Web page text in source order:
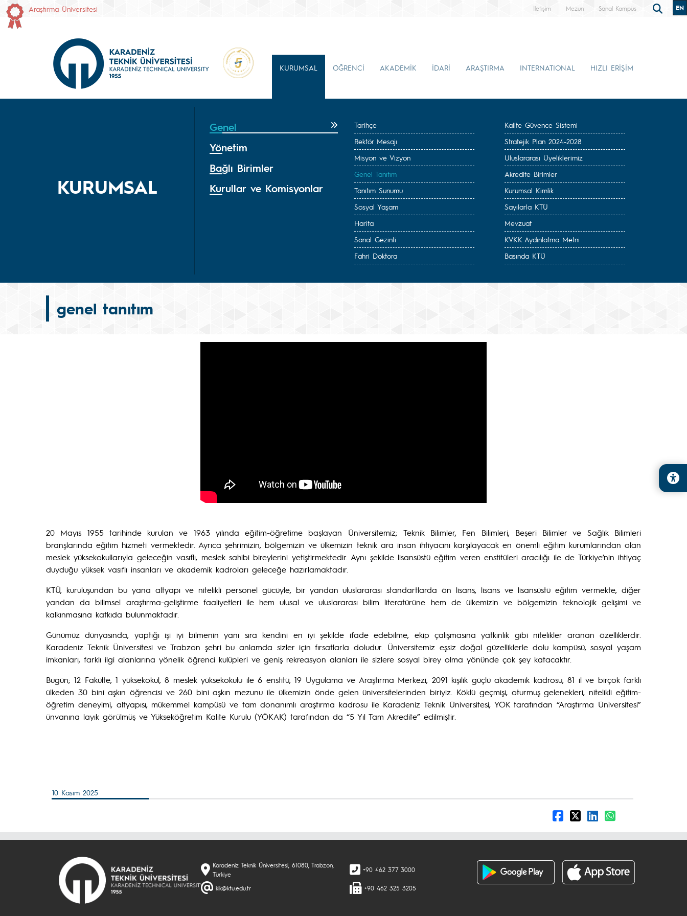
Araştırma Üniversitesi İletişim Mezun Sanal Kampüs EN
KURUMSAL ÖĞRENCİ AKADEMİK İDARİ ARAŞTIRMA INTERNATIONAL HIZLI ERİŞİM
KURUMSAL
Genel
Yönetim
Bağlı Birimler
Kurullar ve Komisyonlar
Tarihçe
Rektör Mesajı
Misyon ve Vizyon
Genel Tanıtım
Tanıtım Sunumu
Sosyal Yaşam
Harita
Sanal Gezinti
Fahri Doktora
Kalite Güvence Sistemi
Stratejik Plan 2024-2028
Uluslararası Üyeliklerimiz
Akredite Birimler
Kurumsal Kimlik
Sayılarla KTÜ
Mevzuat
KVKK Aydınlatma Metni
Basında KTÜ
genel tanıtım
20 Mayıs 1955 tarihinde kurulan ve 1963 yılında eğitim-öğretime başlayan Üniversitemiz; Teknik Bilimler, Fen Bilimleri, Beşeri Bilimler ve Sağlık Bilimleri
branşlarında eğitim hizmeti vermektedir. Ayrıca şehrimizin, bölgemizin ve ülkemizin teknik ara insan ihtiyacını karşılayacak en önemli eğitim kurumlarından olan
meslek yüksekokullarıyla geleceğin vasıflı, meslek sahibi bireylerini yetiştirmektedir. Aynı şekilde lisansüstü eğitim veren enstitüleri aracılığı ile de Türkiye’nin ihtiyaç
duyduğu yüksek vasıflı insanları ve akademik kadroları geleceğe hazırlamaktadır.
KTÜ, kuruluşundan bu yana altyapı ve nitelikli personel gücüyle, bir yandan uluslararası standartlarda ön lisans, lisans ve lisansüstü eğitim vermekte, diğer
yandan da bilimsel araştırma-geliştirme faaliyetleri ile hem ulusal ve uluslararası bilim literatürüne hem de ülkemizin ve bölgemizin teknolojik gelişimi ve
kalkınmasına katkıda bulunmaktadır.
Günümüz dünyasında, yaptığı işi iyi bilmenin yanı sıra kendini en iyi şekilde ifade edebilme, ekip çalışmasına yatkınlık gibi nitelikler aranan özelliklerdir.
Karadeniz Teknik Üniversitesi ve Trabzon şehri bu anlamda sizler için fırsatlarla doludur. Üniversitemiz eşsiz doğal güzelliklerle dolu kampüsü, sosyal yaşam
imkanları, farklı ilgi alanlarına yönelik öğrenci kulüpleri ve geniş rekreasyon alanları ile sizlere sosyal birey olma yönünde çok şey katacaktır.
Bugün; 12 Fakülte, 1 yüksekokul, 8 meslek yüksekokulu ile 6 enstitü, 19 Uygulama ve Araştırma Merkezi, 2091 kişilik güçlü akademik kadrosu, 81 il ve birçok farklı
ülkeden 30 bini aşkın öğrencisi ve 260 bini aşkın mezunu ile ülkemizin önde gelen üniversitelerinden biriyiz. Köklü geçmişi, oturmuş gelenekleri, nitelikli eğitim-
öğretim deneyimi, altyapısı, mükemmel kampüsü ve tam donanımlı araştırma kadrosu ile Karadeniz Teknik Üniversitesi, YÖK tarafından “Araştırma Üniversitesi”
ünvanına layık görülmüş ve Yükseköğretim Kalite Kurulu (YÖKAK) tarafından da “5 Yıl Tam Akredite” edilmiştir.
10 Kasım 2025
Karadeniz Teknik Üniversitesi, 61080, Trabzon,
Türkiye
kik@ktu.edu.tr
+90 462 377 3000
+90 462 325 3205